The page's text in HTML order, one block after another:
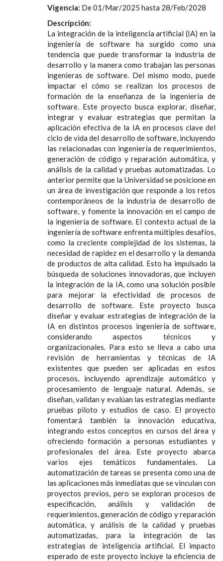
Vigencia: De01/Mar/2025 hasta 28/Feb/2028
Descripción:
La integración de la inteligencia artificial (IA) en la
ingeniería de software ha surgido como una
tendencia que puede transformar la industria de
desarrollo y la manera como trabajan las personas
ingenieras de software. Del mismo modo, puede
impactar el cómo se realizan los procesos de
formación de la enseñanza de la ingeniería de
software. Este proyecto busca explorar, diseñar,
integrar y evaluar estrategias que permitan la
aplicación efectiva de la IA en procesos clave del
ciclo de vida del desarrollo de software, incluyendo
las relacionadas con ingeniería de requerimientos,
generación de código y reparación automática, y
análisis de la calidad y pruebas automatizadas. Lo
anterior permite que la Universidad se posicione en
un área de investigación que responde a los retos
contemporáneos de la industria de desarrollo de
software, y fomente la innovación en el campo de
la ingeniería de software. El contexto actual de la
ingeniería de software enfrenta múltiples desafíos,
como la creciente complejidad de los sistemas, la
necesidad de rapidez en el desarrollo y la demanda
de productos de alta calidad. Esto ha impulsado la
búsqueda de soluciones innovadoras, que incluyen
la integración de la IA, como una solución posible
para mejorar la efectividad de procesos de
desarrollo de software. Este proyecto busca
diseñar y evaluar estrategias de integración de la
IA en distintos procesos ingeniería de software,
considerando aspectos técnicos y
organizacionales. Para esto se lleva a cabo una
revisión de herramientas y técnicas de IA
existentes que pueden ser aplicadas en estos
procesos, incluyendo aprendizaje automático y
procesamiento de lenguaje natural. Además, se
diseñan, validan y evalúan las estrategias mediante
pruebas piloto y estudios de caso. El proyecto
fomentará también la innovación educativa,
integrando estos conceptos en cursos del área y
ofreciendo formación a personas estudiantes y
profesionales del área. Este proyecto abarca
varios ejes temáticos fundamentales. La
automatización de tareas se presenta como una de
las aplicaciones más inmediatas que se vinculan con
proyectos previos, pero se exploran procesos de
especificación, análisis y validación de
requerimientos, generación de código y reparación
automática, y análisis de la calidad y pruebas
automatizadas, para la integración de las
estrategias de inteligencia artificial. El impacto
esperado de este proyecto incluye la eficiencia de